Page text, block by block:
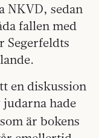
NKVD, sedan
fallen med
Segerfeldts
en diskussion
hade
är bokens